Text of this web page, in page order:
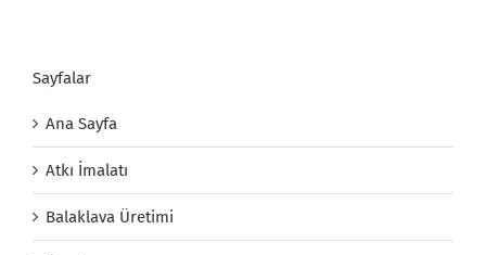
Sayfalar
Ana Sayfa
Atkı İmalatı
Balaklava Üretimi